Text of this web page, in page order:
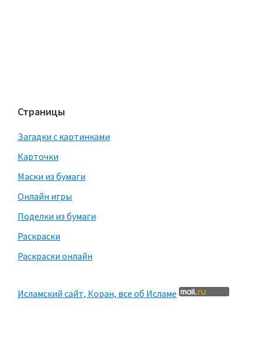
Страницы
Загадки с картинками
Карточки
Маски из бумаги
Онлайн игры
Поделки из бумаги
Раскраски
Раскраски онлайн
Исламский сайт, Коран, все об Исламе